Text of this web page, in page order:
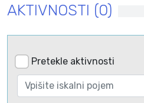
AKTIVNOSTI (0)
Pretekle aktivnosti